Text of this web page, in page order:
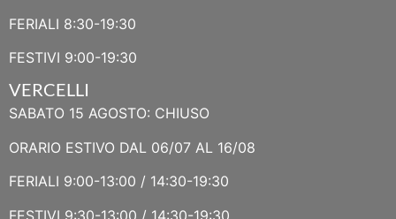
FERIALI 8:30-19:30
FESTIVI 9:00-19:30
VERCELLI
SABATO 15 AGOSTO: CHIUSO
ORARIO ESTIVO DAL 06/07 AL 16/08
FERIALI 9:00-13:00 / 14:30-19:30
FESTIVI 9:30-13:00 / 14:30-19:30